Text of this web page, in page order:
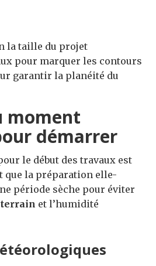
la taille du projet
pour marquer les contours
garantir la planéité du
moment
démarrer
le début des travaux est
que la préparation elle-
période sèche pour éviter
et l’humidité